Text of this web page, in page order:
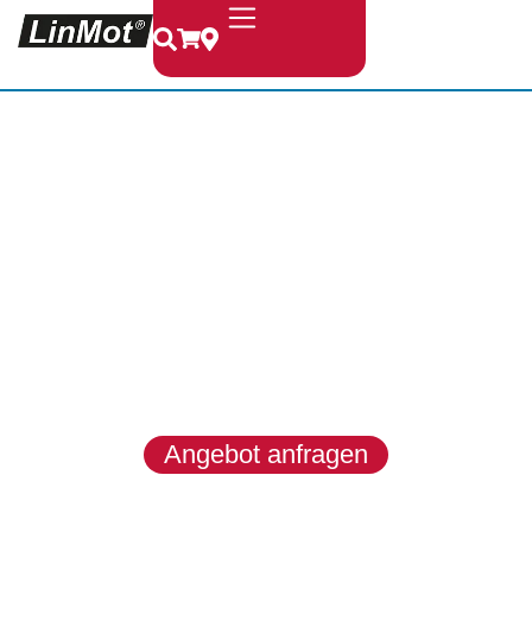
Angebot anfragen